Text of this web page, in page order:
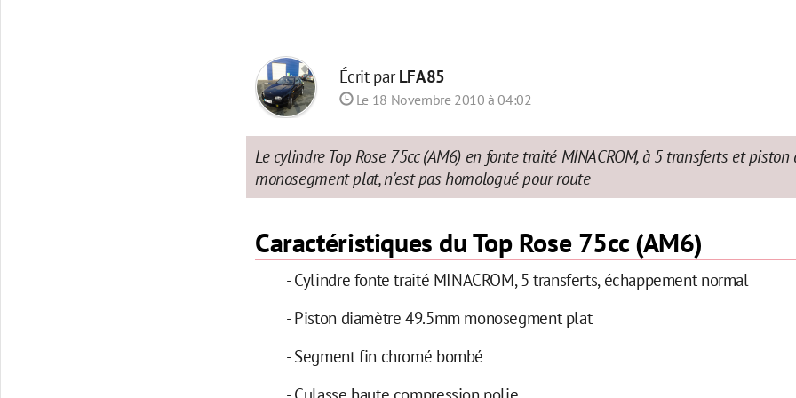
Écrit parLFA85
Le 18 Novembre 2010 à 04:02
Le cylindre Top Rose 75cc (AM6) en fonte traité MINACROM, à 5 transferts et
monosegment plat, n'est pas homologué pour route
Caractéristiques du Top Rose 75cc (AM6)
- Cylindre fonte traité MINACROM, 5 transferts, échappement normal
- Piston diamètre 49.5mm monosegment plat
- Segment fin chromé bombé